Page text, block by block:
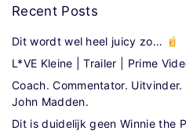
Recent Posts
Dit wordt wel heel juicy zo…
L*VE Kleine | Trailer | Prime
Coach. Commentator.
John Madden.
Dit is duidelijk geen Winnie the